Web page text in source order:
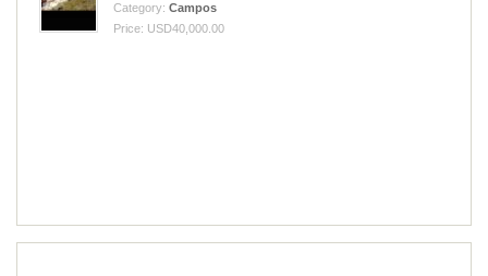
Category: Campos
Price: USD40,000.00